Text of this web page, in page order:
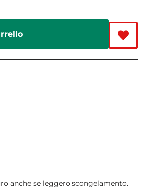
anche se leggero scongelamento.